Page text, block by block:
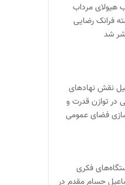
هیولای مرداب
فرانک رضایی
شد
نقش نهادهای
در توازن قدرت و
فضای عمومی
فکری
حسام مقدم در